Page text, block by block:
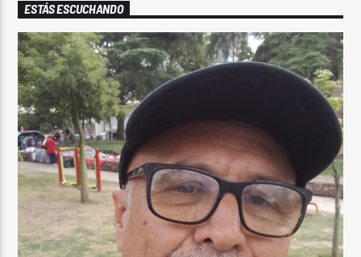
ESTÁS ESCUCHANDO